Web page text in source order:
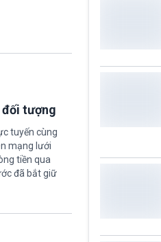
đối tượng
tuyến cùng
mạng lưới
tiền qua
đã bắt giữ